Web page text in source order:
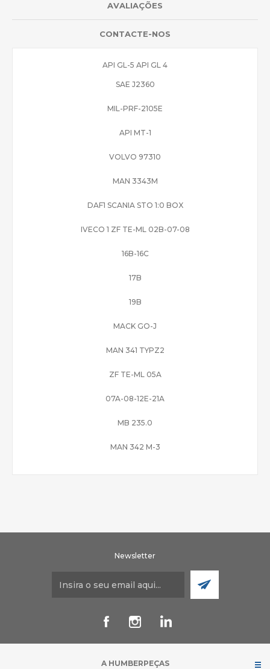
AVALIAÇÕES
CONTACTE-NOS
API GL-5 API GL 4
SAE J2360
MIL-PRF-2105E
API MT-1
VOLVO 97310
MAN 3343M
DAF1 SCANIA STO 1:0 BOX
IVECO 1 ZF TE-ML 02B-07-08
16B-16C
17B
19B
MACK GO-J
MAN 341 TYPZ2
ZF TE-ML 05A
07A-08-12E-21A
MB 235.0
MAN 342 M-3
Newsletter
A HUMBERPEÇAS